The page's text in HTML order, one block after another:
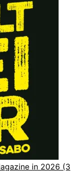
in 2026 (3